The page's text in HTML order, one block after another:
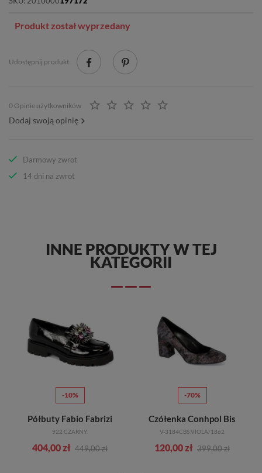
Produkt został wyprzedany
Udostępnij produkt:
0 Opinie użytkowników
Dodaj swoją opinię
Darmowy zwrot
14 dni na zwrot
INNE PRODUKTY W TEJ
KATEGORII
-10%
Półbuty Fabio Fabrizi
922 CZARNY.
404,00 zł 449,00 zł
-70%
Czółenka Conhpol Bis
V-3184CBS VIOLA/1862
120,00 zł 399,00 zł